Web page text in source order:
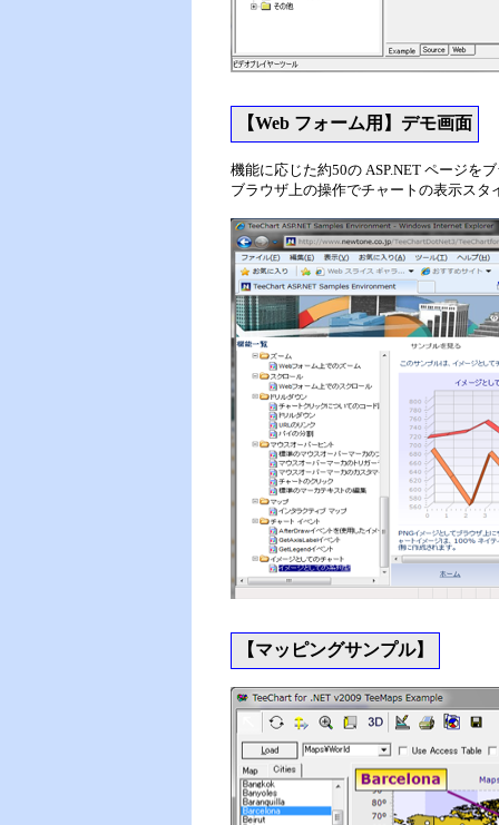
【Web フォーム用】デモ画面
機能に応じた約50の ASP.NET ページを
ブラウザ上の操作でチャートの表示ス
【マッピングサンプル】